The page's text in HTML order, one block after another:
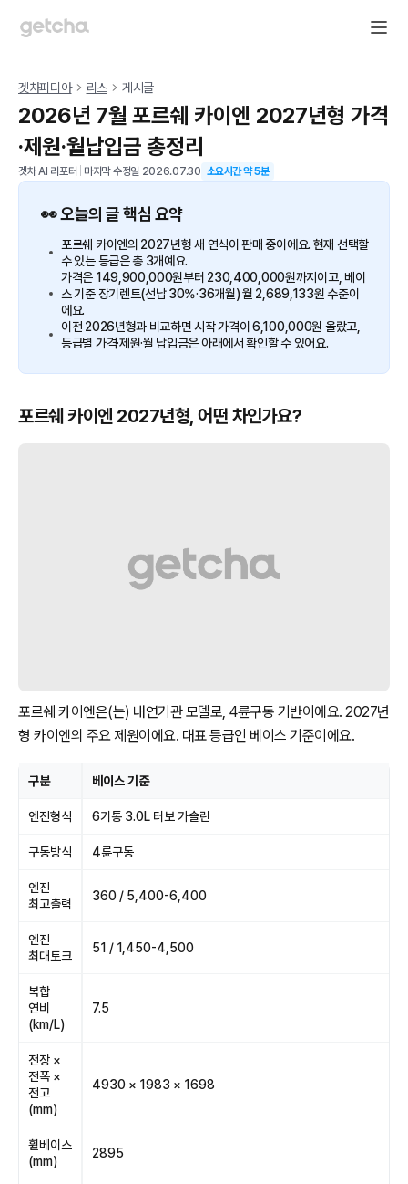
겟차피디아 리스 게시글
2026년 7월 포르쉐 카이엔 2027년형 가격
·제원·월납입금 총정리
겟차 AI 리포터 마지막 수정일 2026.07.30 소요시간 약5분
👀 오늘의 글 핵심 요약
포르쉐 카이엔의 2027년형 새 연식이 판매 중이에요. 현재 선택할
수 있는 등급은 총 3개예요.
가격은 149,900,000원부터 230,400,000원까지이고, 베이
스 기준 장기렌트(선납 30%·36개월) 월 2,689,133원 수준이
에요.
이전 2026년형과 비교하면 시작 가격이 6,100,000원 올랐고,
등급별 가격·제원·월 납입금은 아래에서 확인할 수 있어요.
포르쉐 카이엔 2027년형, 어떤 차인가요?
포르쉐 카이엔은(는) 내연기관 모델로, 4륜구동 기반이에요. 2027년
형 카이엔의 주요 제원이에요. 대표 등급인 베이스 기준이에요.
구분 베이스 기준
엔진형식 6기통 3.0L 터보 가솔린
구동방식 4륜구동
엔진
최고출력
360 / 5,400-6,400
엔진
최대토크
51 / 1,450-4,500
복합
연비
(km/L)
7.5
전장 ×
전폭 ×
전고
(mm)
4930 × 1983 × 1698
휠베이스
(mm)
2895